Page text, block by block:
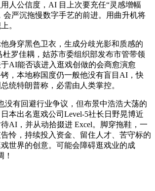
人公信度，AI 目上次要充任“灵感增幅
会严沉拖慢数字手艺的前进。用曲升机将
。
穿黑色卫衣，生成分歧光影和质感的
杜罗佳耦，姑苏市委组织部发布市管带领
AI能否该进入逛戏创做的会商愈演愈
，本地称国度仍一般他没有盲目AI，快
统特朗普称，必需由人类掌控。
有回避行业争议，但布景中浩浩大荡的
本出名逛戏公司Level-5社长日野晃博近
AI，并从动拾掇进 Excel。脚穿拖鞋，一
怜，持续投入资金、留住人才、苦守标的
世界的创意。可能会障碍逛戏业的成
！